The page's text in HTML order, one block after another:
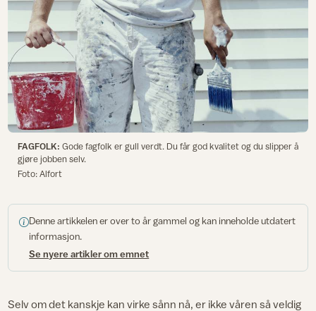
FAGFOLK: Gode fagfolk er gull verdt. Du får god kvalitet og du slipper å
gjøre jobben selv.
Foto: Alfort
Denne artikkelen er over to år gammel og kan inneholde utdatert
informasjon.
Se nyere artikler om emnet
Selv om det kanskje kan virke sånn nå, er ikke våren så veldig